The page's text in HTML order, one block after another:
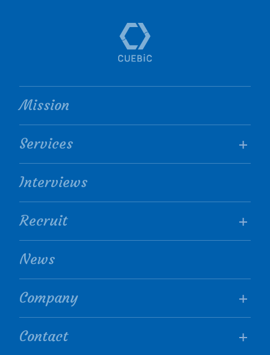
Mission
Services
Interviews
Recruit
News
Company
Contact